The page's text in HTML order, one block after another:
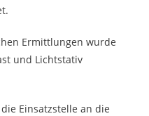
Ermittlungen wurde
und Lichtstativ
Einsatzstelle an die